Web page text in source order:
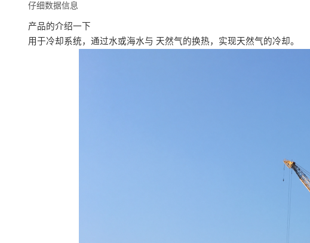
仔细数据信息
产品的介绍一下
用于冷却系统，通过水或海水与 天然气的换热，实现天然气的冷却。